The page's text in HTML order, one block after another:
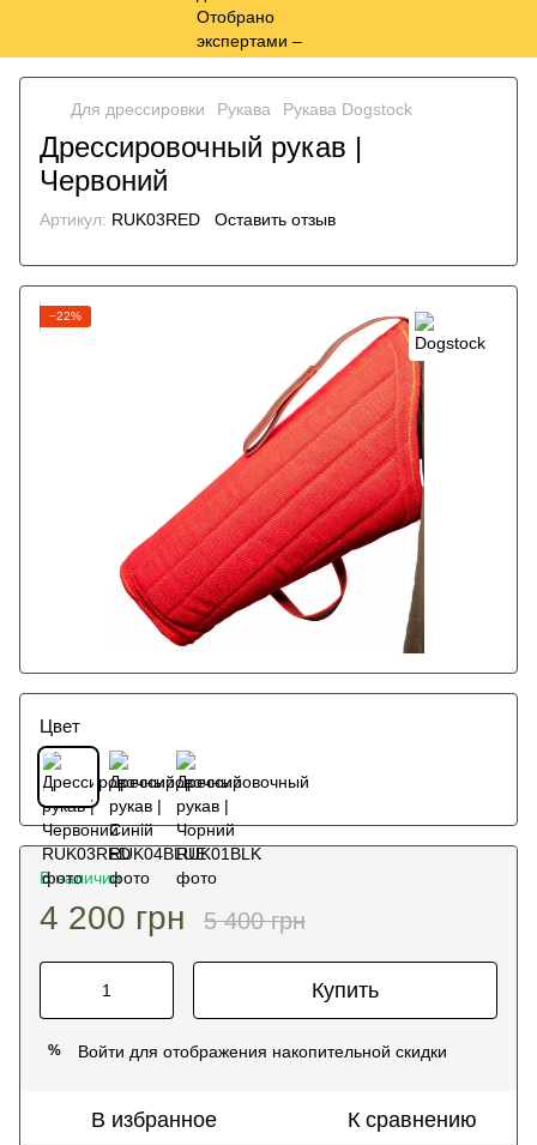
Для дрессировки Рукава Рукава Dogstock
Дрессировочный рукав |
Червоний
Артикул: RUK03RED Оставить отзыв
−22%
Цвет
В наличии
4 200 грн 5 400 грн
Купить
% Войти для отображения накопительной скидки
В избранное К сравнению